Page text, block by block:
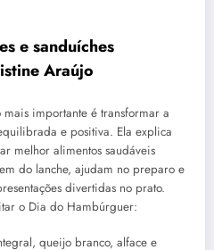
e sanduíches
Araújo
importante é transformar a
e positiva. Ela explica
melhor alimentos saudáveis
do lanche, ajudam no preparo e
divertidas no prato.
o Dia do Hambúrguer:
queijo branco, alface e